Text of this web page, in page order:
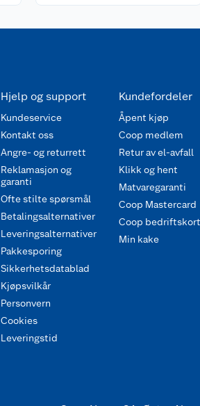
Hjelp og support
Kundeservice
Kontakt oss
Angre- og returrett
Reklamasjon og
garanti
Ofte stilte spørsmål
Betalingsalternativer
Leveringsalternativer
Pakkesporing
Sikkerhetsdatablad
Kjøpsvilkår
Personvern
Cookies
Leveringstid
Kundefordeler
Åpent kjøp
Coop medlem
Retur av el-avfall
Klikk og hent
Matvaregaranti
Coop Mastercard
Coop bedriftskort
Min kake